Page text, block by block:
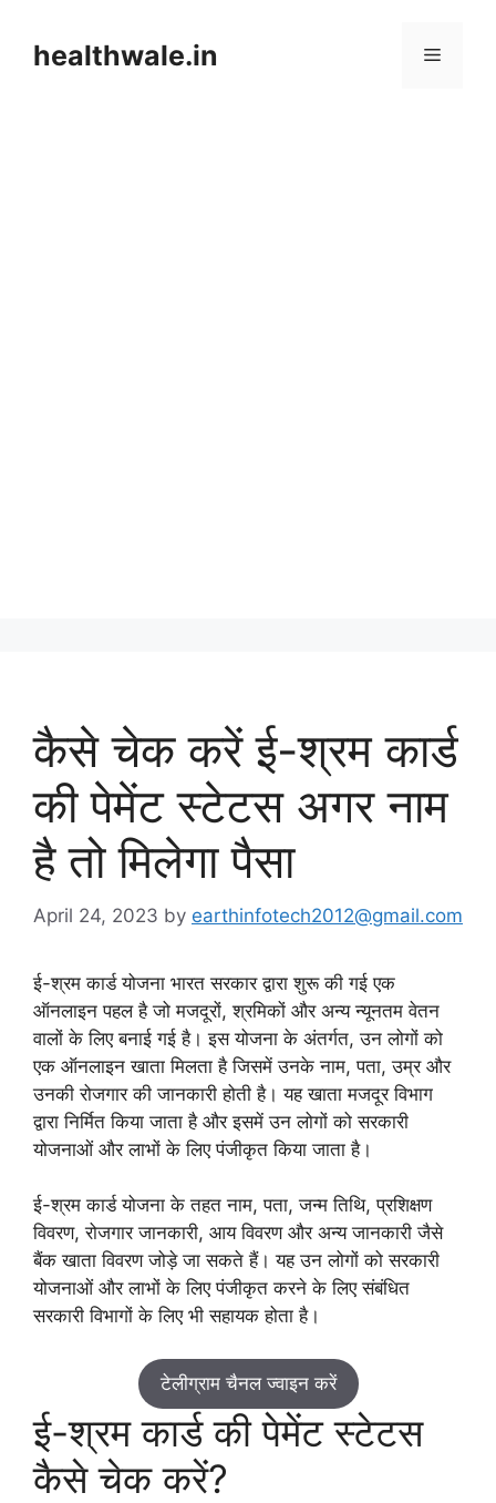
contenthealthwale.in Menu
कैसे चेक करें ई-श्रम कार्ड
की पेमेंट स्टेटस अगर नाम
है तो मिलेगा पैसा
April 24, 2023 by earthinfotech2012@gmail.com
ई-श्रम कार्ड योजना भारत सरकार द्वारा शुरू की गई एक
ऑनलाइन पहल है जो मजदूरों, श्रमिकों और अन्य न्यूनतम वेतन
वालों के लिए बनाई गई है। इस योजना के अंतर्गत, उन लोगों को
एक ऑनलाइन खाता मिलता है जिसमें उनके नाम, पता, उम्र और
उनकी रोजगार की जानकारी होती है। यह खाता मजदूर विभाग
द्वारा निर्मित किया जाता है और इसमें उन लोगों को सरकारी
योजनाओं और लाभों के लिए पंजीकृत किया जाता है।
ई-श्रम कार्ड योजना के तहत नाम, पता, जन्म तिथि, प्रशिक्षण
विवरण, रोजगार जानकारी, आय विवरण और अन्य जानकारी जैसे
बैंक खाता विवरण जोड़े जा सकते हैं। यह उन लोगों को सरकारी
योजनाओं और लाभों के लिए पंजीकृत करने के लिए संबंधित
सरकारी विभागों के लिए भी सहायक होता है।
टेलीग्राम चैनल ज्वाइन करें
ई-श्रम कार्ड की पेमेंट स्टेटस
कैसे चेक करें?